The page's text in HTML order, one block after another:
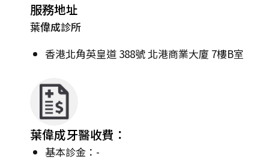
服務地址
葉偉成診所
香港北角英皇道 388號 北港商業大廈 7樓B室
葉偉成牙醫收費：
基本診金：-